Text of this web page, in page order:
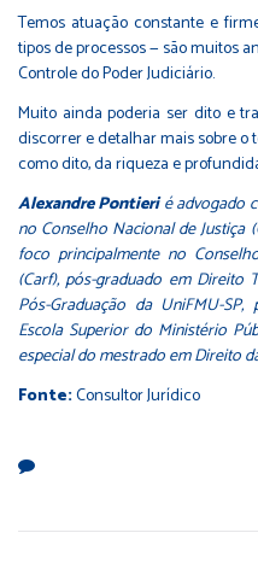
Temos atuação constante e
tipos de processos — são muitos
Controle do Poder Judiciário.
Muito ainda poderia ser dito e
discorrer e detalhar mais sobre o
como dito, da riqueza e
Alexandre Pontierié advogado
no Conselho Nacional de Justiça
foco principalmente no
(Carf), pós-graduado em Direito
Pós-Graduação da UniFMU-
Escola Superior do Ministério
especial do mestrado em Direito
Fonte:Consultor Jurídico